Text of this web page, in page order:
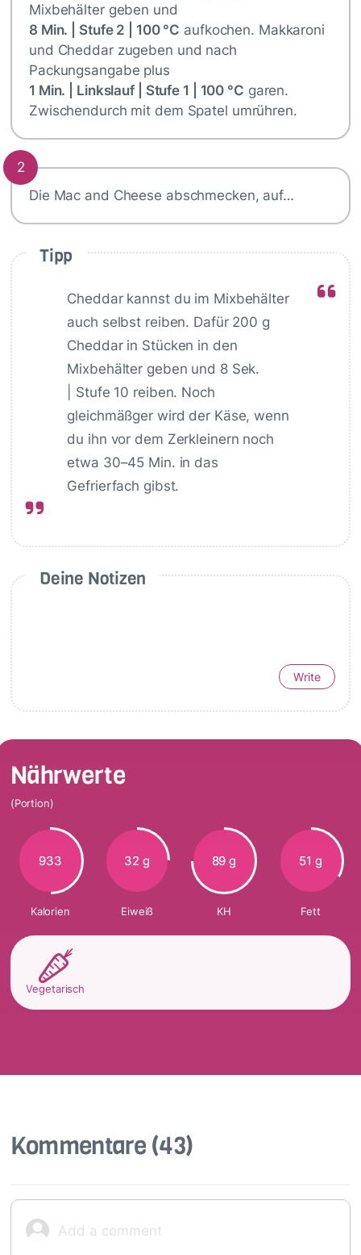
Mixbehälter geben und
8 Min. | Stufe 2 | 100 °C aufkochen. Makkaroni
und Cheddar zugeben und nach
Packungsangabe plus
1 Min. | Linkslauf | Stufe 1 | 100 °C garen.
Zwischendurch mit dem Spatel umrühren.
2
Die Mac and Cheese abschmecken, auf…
Tipp
Cheddar kannst du im Mixbehälter
auch selbst reiben. Dafür 200 g
Cheddar in Stücken in den
Mixbehälter geben und 8 Sek.
| Stufe 10 reiben. Noch
gleichmäßger wird der Käse, wenn
du ihn vor dem Zerkleinern noch
etwa 30–45 Min. in das
Gefrierfach gibst.
Deine Notizen
Write
Nährwerte
(Portion)
933
Kalorien
32 g
Eiweiß
89 g
KH
51 g
Fett
Vegetarisch
Kommentare (43)